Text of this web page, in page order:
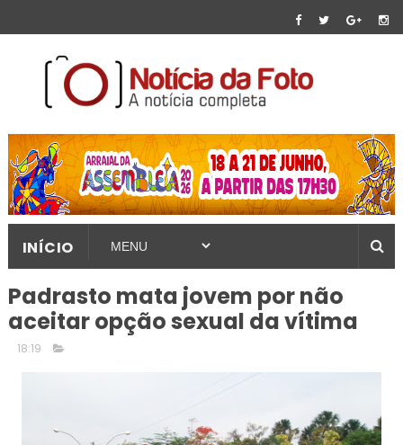
INÍCIO
Padrasto mata jovem por não
aceitar opção sexual da vítima
18:19